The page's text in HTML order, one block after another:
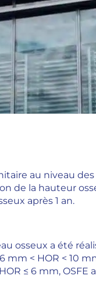
au niveau
de la hauteur
après 1 an.
osseux a été
< HOR < 10
≤ 6 mm, OSFE